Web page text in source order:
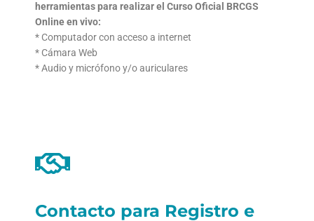
herramientaspara realizar el Curso Oficial BRCGS
Online en vivo:
* Computador con acceso a internet
* Cámara Web
* Audio y micrófono y/o auriculares
Contacto para Registro e